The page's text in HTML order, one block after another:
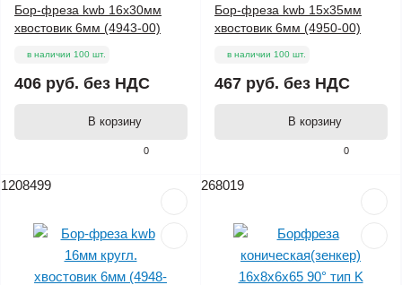
0
Бор-фреза kwb 16x30мм
хвостовик 6мм (4943-00)
в наличии 100 шт.
406 руб. без НДС
В корзину
0
Бор-фреза kwb 15x35мм
хвостовик 6мм (4950-00)
в наличии 100 шт.
467 руб. без НДС
В корзину
1208499 268019